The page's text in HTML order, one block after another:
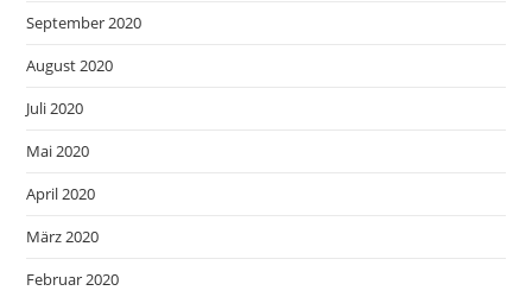
September 2020
August 2020
Juli 2020
Mai 2020
April 2020
März 2020
Februar 2020